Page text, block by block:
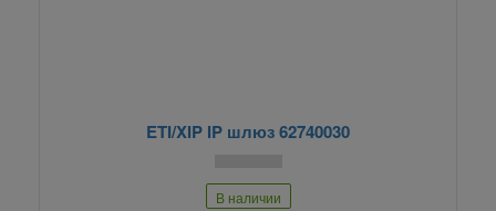
ETI/XIP IP шлюз 62740030
В наличии